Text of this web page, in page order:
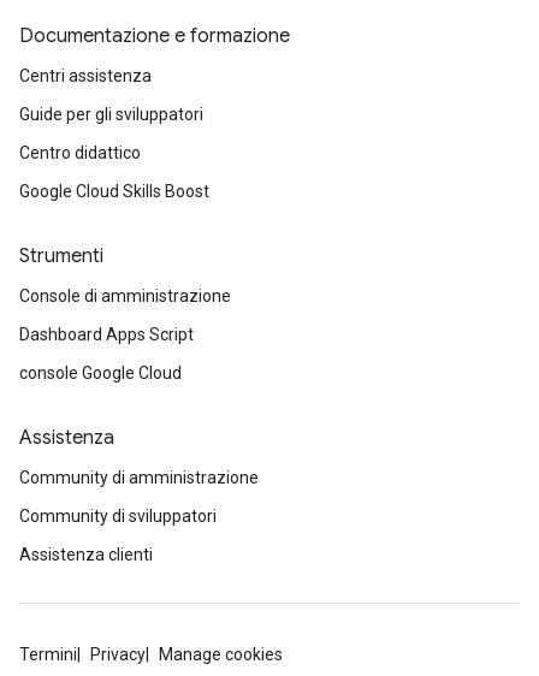
Documentazione e formazione
Centri assistenza
Guide per gli sviluppatori
Centro didattico
Google Cloud Skills Boost
Strumenti
Console di amministrazione
Dashboard Apps Script
console Google Cloud
Assistenza
Community di amministrazione
Community di sviluppatori
Assistenza clienti
Termini Privacy Manage cookies